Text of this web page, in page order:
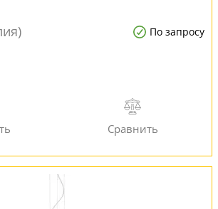
По запросу